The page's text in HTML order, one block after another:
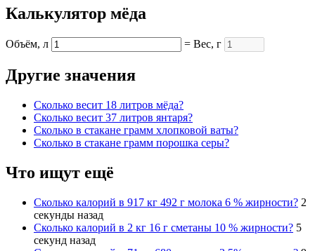
Калькулятор мёда
Объём, л = Вес, г
Другие значения
Cколько весит 18 литров мёда?
Cколько весит 37 литров янтаря?
Cколько в стакане грамм хлопковой ваты?
Cколько в стакане грамм порошка серы?
Что ищут ещё
Cколько калорий в 917 кг 492 г молока 6 % жирности? 2
секунды назад
Cколько калорий в 2 кг 16 г сметаны 10 % жирности? 5
секунд назад